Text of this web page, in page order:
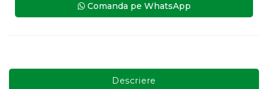
Comanda pe WhatsApp
Descriere